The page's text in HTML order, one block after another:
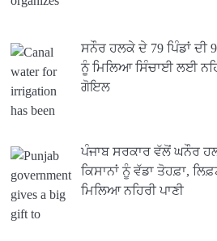
ਸਨੌਰ ਹਲਕੇ ਦੇ 79 ਪਿੰਡਾਂ ਦੀ
ਨੂੰ ਮਿਲਿਆ ਸਿੰਚਾਈ ਲਈ
ਗੋਇਲ
ਪੰਜਾਬ ਸਰਕਾਰ ਵੱਲੋਂ ਘਨੌਰ
ਕਿਸਾਨਾਂ ਨੂੰ ਵੱਡਾ ਤੋਹਫ਼ਾ,
ਮਿਲਿਆ ਨਹਿਰੀ ਪਾਣੀ